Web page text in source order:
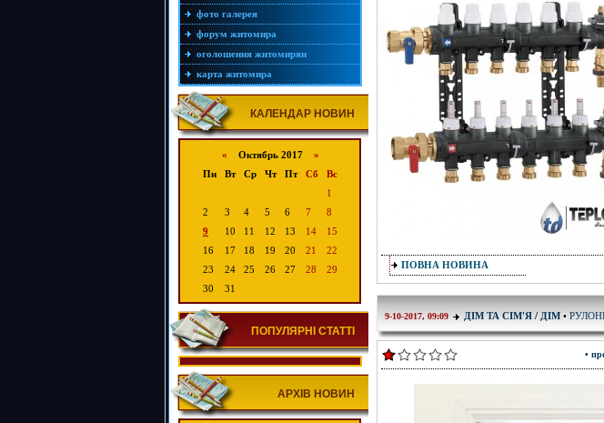
фото галерея
форум житомира
оголошення житомирян
карта житомира
КАЛЕНДАР НОВИН
« Октябрь 2017 »
Пн
Вт Ср Чт Пт Сб
Вс
1
2
3 4 5 6 7
8
9
10 11 12 13 14
15
16
17 18 19 20 21
22
23
24 25 26 27 28
29
30
31
ПОПУЛЯРНІ СТАТТІ
АРХІВ НОВИН
ПОВНА НОВИНА
9-10-2017, 09:09 ДІМ ТА СІМ'Я / ДІМ •
•